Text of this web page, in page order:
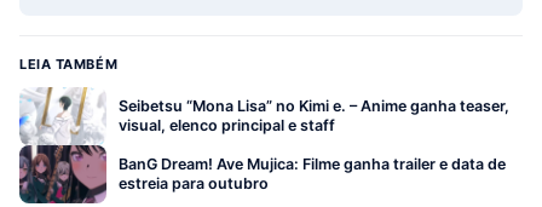
LEIA TAMBÉM
Seibetsu “Mona Lisa” no Kimi e. – Anime ganha teaser,
visual, elenco principal e staff
BanG Dream! Ave Mujica: Filme ganha trailer e data de
estreia para outubro